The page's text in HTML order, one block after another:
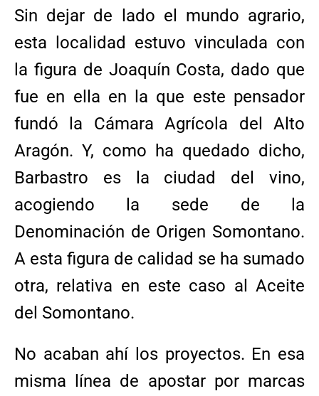
Sin dejar de lado el mundo agrario,
esta localidad estuvo vinculada con
la figura de Joaquín Costa, dado que
fue en ella en la que este pensador
fundó la Cámara Agrícola del Alto
Aragón. Y, como ha quedado dicho,
Barbastro es la ciudad del vino,
acogiendo la sede de la
Denominación de Origen Somontano.
A esta figura de calidad se ha sumado
otra, relativa en este caso al Aceite
del Somontano.
No acaban ahí los proyectos. En esa
misma línea de apostar por marcas